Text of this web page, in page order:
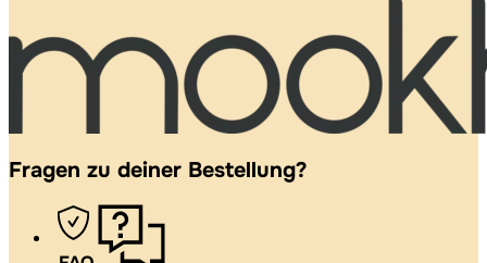
Fragen zu deiner Bestellung?